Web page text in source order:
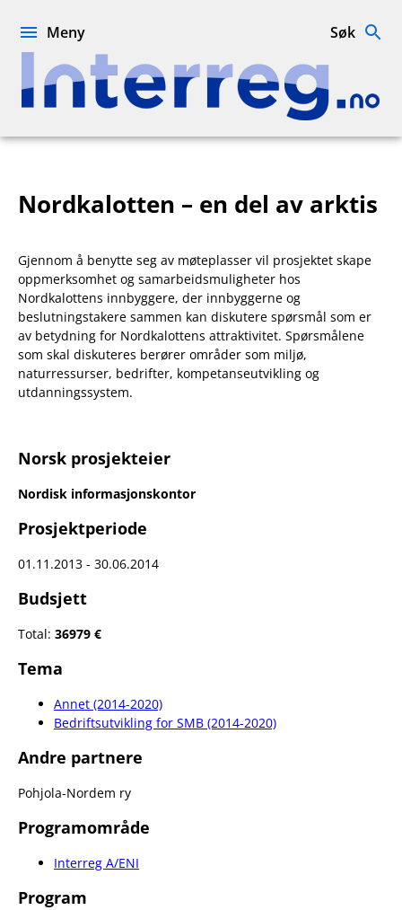
Interreg.no
Meny Søk
Nordkalotten – en del av arktis
Gjennom å benytte seg av møteplasser vil prosjektet skape
oppmerksomhet og samarbeidsmuligheter hos
Nordkalottens innbyggere, der innbyggerne og
beslutningstakere sammen kan diskutere spørsmål som er
av betydning for Nordkalottens attraktivitet. Spørsmålene
som skal diskuteres berører områder som miljø,
naturressurser, bedrifter, kompetanseutvikling og
utdanningssystem.
Norsk prosjekteier
Nordisk informasjonskontor
Prosjektperiode
01.11.2013 - 30.06.2014
Budsjett
Total: 36979 €
Tema
Annet (2014-2020)
Bedriftsutvikling for SMB (2014-2020)
Andre partnere
Pohjola-Nordem ry
Programområde
Interreg A/ENI
Program